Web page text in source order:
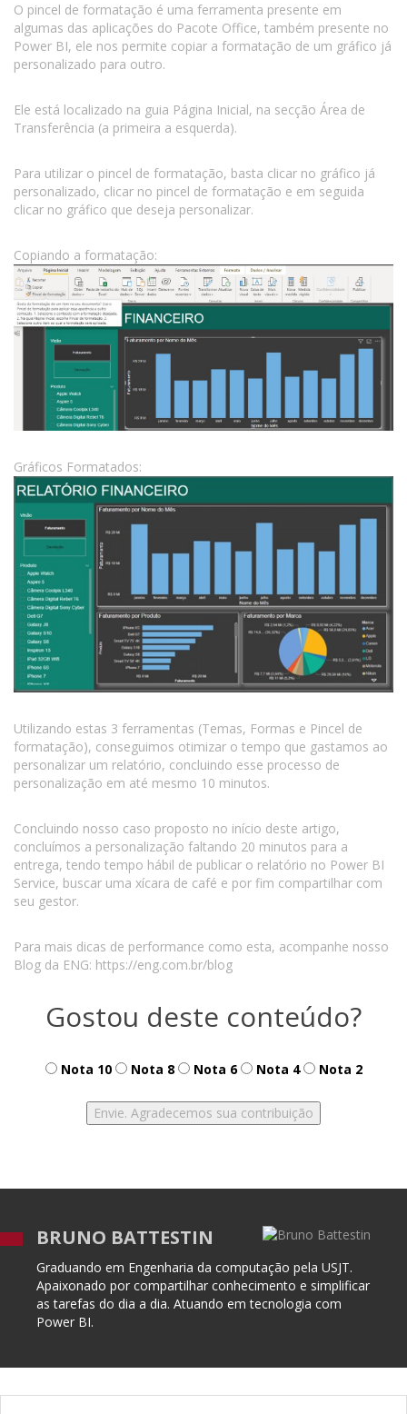
O pincel de formatação é uma ferramenta presente em
algumas das aplicações do Pacote Office, também presente no
Power BI, ele nos permite copiar a formatação de um gráfico já
personalizado para outro.
Ele está localizado na guia Página Inicial, na secção Área de
Transferência (a primeira a esquerda).
Para utilizar o pincel de formatação, basta clicar no gráfico já
personalizado, clicar no pincel de formatação e em seguida
clicar no gráfico que deseja personalizar.
Copiando a formatação:
Gráficos Formatados:
Utilizando estas 3 ferramentas (Temas, Formas e Pincel de
formatação), conseguimos otimizar o tempo que gastamos ao
personalizar um relatório, concluindo esse processo de
personalização em até mesmo 10 minutos.
Concluindo nosso caso proposto no início deste artigo,
concluímos a personalização faltando 20 minutos para a
entrega, tendo tempo hábil de publicar o relatório no Power BI
Service, buscar uma xícara de café e por fim compartilhar com
seu gestor.
Para mais dicas de performance como esta, acompanhe nosso
Blog da ENG: https://eng.com.br/blog
Gostou deste conteúdo?
Nota 10 Nota 8 Nota 6 Nota 4 Nota 2
BRUNO BATTESTIN
Graduando em Engenharia da computação pela USJT.
Apaixonado por compartilhar conhecimento e simplificar
as tarefas do dia a dia. Atuando em tecnologia com
Power BI.